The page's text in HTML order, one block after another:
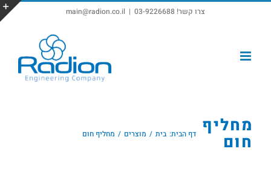
צרו קשר! 03-9226688 |
main@radion.co.il
מחליף
חום דף הבית: בית מוצרים מחליף חום